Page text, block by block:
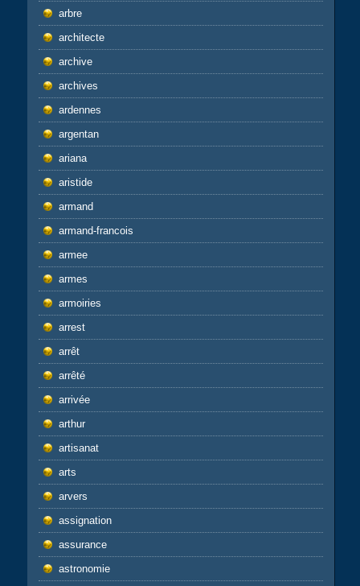
arbre
architecte
archive
archives
ardennes
argentan
ariana
aristide
armand
armand-francois
armee
armes
armoiries
arrest
arrêt
arrêté
arrivée
arthur
artisanat
arts
arvers
assignation
assurance
astronomie